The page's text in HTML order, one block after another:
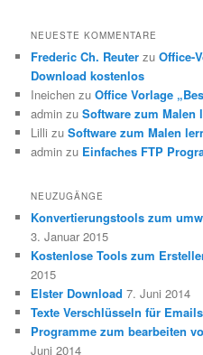
NEUESTE KOMMENTARE
Frederic Ch. Reuter zuOffice-
Download kostenlos
Ineichen zuOffice Vorlage
admin zuSoftware zum Malen
Lilli zuSoftware zum Malen
admin zu Einfaches FTP
NEUZUGÄNGE
Konvertierungstools zum
3. Januar 2015
Kostenlose Tools zum
2015
Elster Download 7. Juni 2014
Texte Verschlüsseln für
Programme zum bearbeiten
Juni 2014